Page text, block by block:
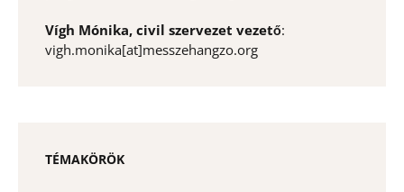
Vígh Mónika, civil szervezet vezető:
vigh.monika[at]messzehangzo.org
TÉMAKÖRÖK